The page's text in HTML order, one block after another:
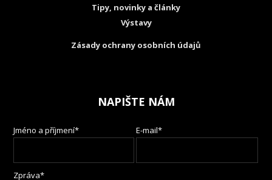
Tipy, novinky a články
Výstavy
Zásady ochrany osobních údajů
NAPIŠTE NÁM
Jméno a příjmení* E-mail*
Zpráva*